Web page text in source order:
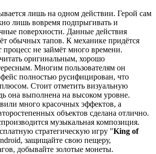
лишь на одном действии. Герой сам
лишь вовремя подпрыгивать и
поверхности. Данные действия
обычных тапов. К механике придётся
процесс не займёт много времени.
оригинальным, хорошо
Многим пользователям он
полностью русифицирован, что
Стоит отметить визуальную
она выполнена на высоком уровне.
много красочных эффектов, а
объектов сделана отлично.
музыкальная композиция.
стратегическую игру "King of
защищайте свою пещеру,
добывайте золотые монеты.